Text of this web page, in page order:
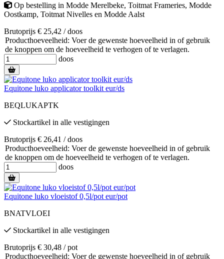
Op bestelling in Modde Merelbeke, Toitmat Frameries, Modde
Oostkamp, Toitmat Nivelles en Modde Aalst
Brutoprijs € 25,42 / doos
Producthoeveelheid: Voer de gewenste hoeveelheid in of gebruik
de knoppen om de hoeveelheid te verhogen of te verlagen.
doos
Equitone luko applicator toolkit eur/ds
BEQLUKAPTK
Stockartikel in alle vestigingen
Brutoprijs € 26,41 / doos
Producthoeveelheid: Voer de gewenste hoeveelheid in of gebruik
de knoppen om de hoeveelheid te verhogen of te verlagen.
doos
Equitone luko vloeistof 0,5l/pot eur/pot
BNATVLOEI
Stockartikel in alle vestigingen
Brutoprijs € 30,48 / pot
Producthoeveelheid: Voer de gewenste hoeveelheid in of gebruik